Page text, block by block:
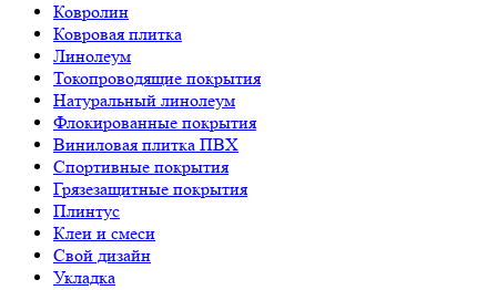
Ковролин
Ковровая плитка
Линолеум
Токопроводящие покрытия
Натуральный линолеум
Флокированные покрытия
Виниловая плитка ПВХ
Спортивные покрытия
Грязезащитные покрытия
Плинтус
Клеи и смеси
Свой дизайн
Укладка